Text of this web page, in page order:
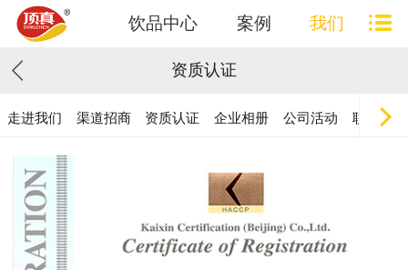
饮品中心 案例 我们
资质认证
走进我们 渠道招商 资质认证 企业相册 公司活动 联系我们